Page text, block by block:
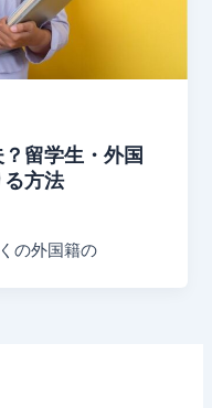
留学生・外国
方法
の外国籍の